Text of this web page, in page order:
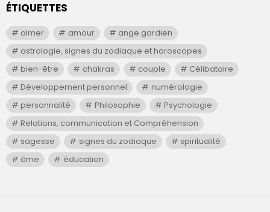
ÉTIQUETTES
aimer amour
ange gardien
astrologie, signes du zodiaque et horoscopes
bien-être
chakras couple
Célibataire
Développement personnel
numérologie
personnalité
Philosophie
Psychologie
Relations, communication et Compréhension
sagesse
signes du zodiaque
spiritualité
âme
éducation